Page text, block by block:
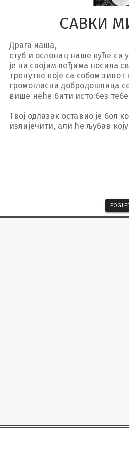
САВКИ
Драга наша,
стуб и ослонац наше куће си
је на својим леђима носила
тренутке које са собом
громогласна добродошлица
више неће бити исто без
Твој одлазак оставио је бол
излијечити, али ће љубав
више.